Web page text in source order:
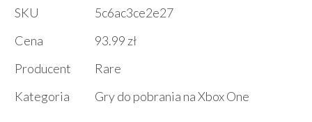
SKU
5c6ac3ce2e27
Cena
93.99 zł
Producent
Rare
Kategoria
Gry do pobrania na Xbox One